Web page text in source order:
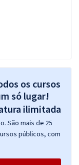
os cursos
só lugar!
São mais de 25
públicos, com